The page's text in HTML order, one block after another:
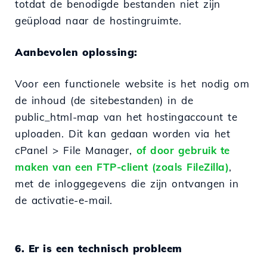
totdat de benodigde bestanden niet zijn
geüpload naar de hostingruimte.
Aanbevolen oplossing:
Voor een functionele website is het nodig om
de inhoud (de sitebestanden) in de
public_html-map van het hostingaccount te
uploaden. Dit kan gedaan worden via het
cPanel > File Manager, of door gebruik te
maken van een FTP-client (zoals FileZilla),
met de inloggegevens die zijn ontvangen in
de activatie-e-mail.
6. Er is een technisch probleem